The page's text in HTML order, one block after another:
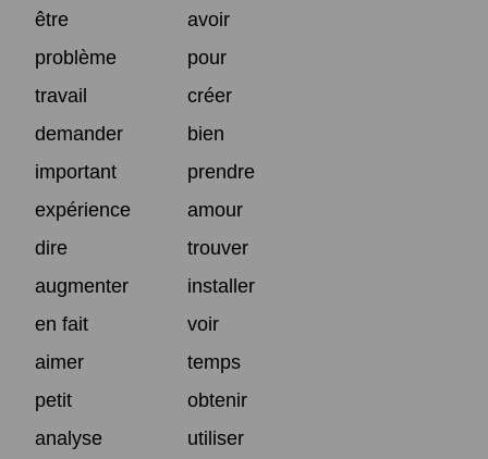
être
avoir
problème
pour
travail
créer
demander
bien
important
prendre
expérience
amour
dire
trouver
augmenter
installer
en fait
voir
aimer
temps
petit
obtenir
analyse
utiliser